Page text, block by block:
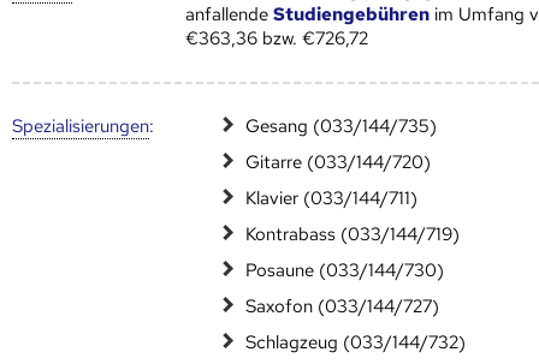
anfallendeStudiengebühren im Umfang
€363,36 bzw. €726,72
Speziali­sierungen:
Gesang (033/144/735)
Gitarre (033/144/720)
Klavier (033/144/711)
Kontrabass (033/144/719)
Posaune (033/144/730)
Saxofon (033/144/727)
Schlagzeug (033/144/732)